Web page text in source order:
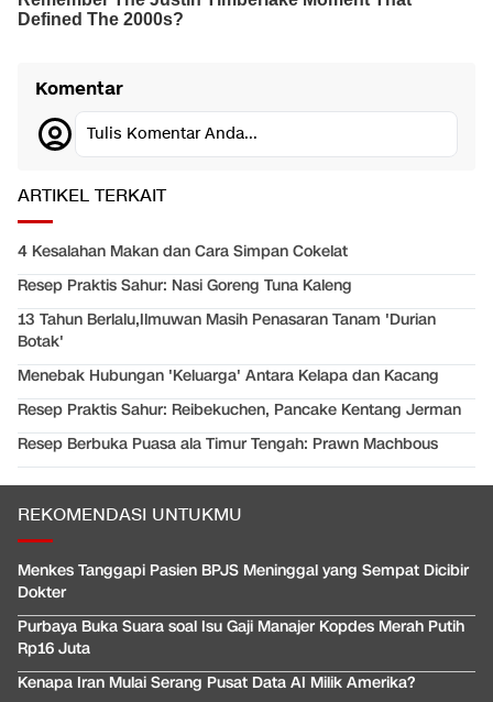
Komentar
Tulis Komentar Anda...
ARTIKEL TERKAIT
4 Kesalahan Makan dan Cara Simpan Cokelat
Resep Praktis Sahur: Nasi Goreng Tuna Kaleng
13 Tahun Berlalu,Ilmuwan Masih Penasaran Tanam 'Durian
Botak'
Menebak Hubungan 'Keluarga' Antara Kelapa dan Kacang
Resep Praktis Sahur: Reibekuchen, Pancake Kentang Jerman
Resep Berbuka Puasa ala Timur Tengah: Prawn Machbous
REKOMENDASI UNTUKMU
Menkes Tanggapi Pasien BPJS Meninggal yang Sempat Dicibir
Dokter
Purbaya Buka Suara soal Isu Gaji Manajer Kopdes Merah Putih
Rp16 Juta
Kenapa Iran Mulai Serang Pusat Data AI Milik Amerika?